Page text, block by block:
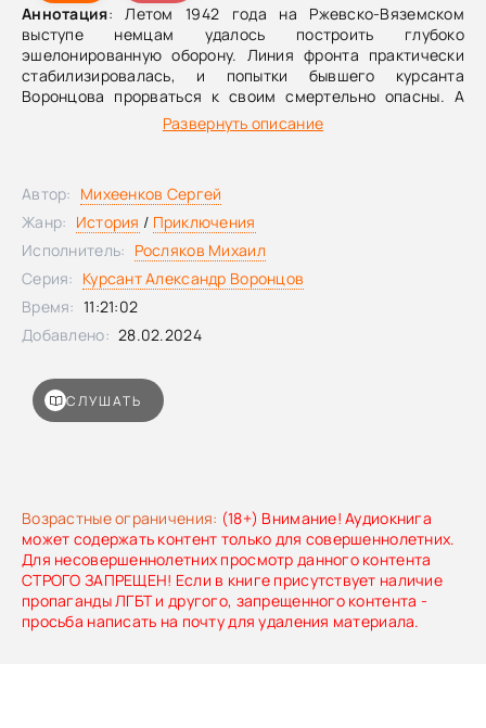
Аннотация: Летом 1942 года на Ржевско-Вяземском
выступе немцам удалось построить глубоко
эшелонированную оборону. Линия фронта практически
стабилизировалась, и попытки бывшего курсанта
Воронцова прорваться к своим смертельно опасны. А
фронтовые стежки-дорожки вновь сводят его не только с
друзьями настоящими и с теми, кто был таковым в
«Черный туман»…
Развернуть описание
Возрастные ограничения: (18+) Внимание! Аудиокнига
может содержать контент только для совершеннолетних.
Для несовершеннолетних просмотр данного контента
СТРОГО ЗАПРЕЩЕН! Если в книге присутствует наличие
пропаганды ЛГБТ и другого, запрещенного контента -
просьба написать на почту для удаления материала.
СЛУШАТЬ
Автор: Михеенков Сергей
Жанр: История / Приключения
Исполнитель: Росляков Михаил
Серия: Курсант Александр Воронцов
Время: 11:21:02
Добавлено: 28.02.2024